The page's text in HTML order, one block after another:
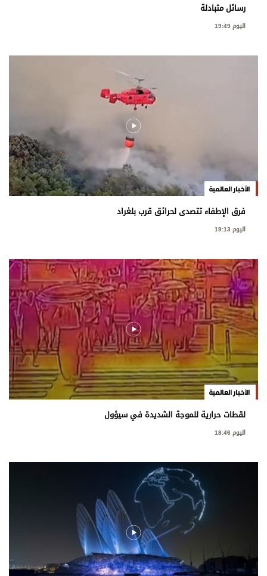
رسائل متبادلة
اليوم 19:49
الأخبار العالمية
فرق الإطفاء تتصدى لحرائق قرب بلغراد
اليوم 19:13
الأخبار العالمية
لقطات حرارية للموجة الشديدة في سيؤول
اليوم 18:46